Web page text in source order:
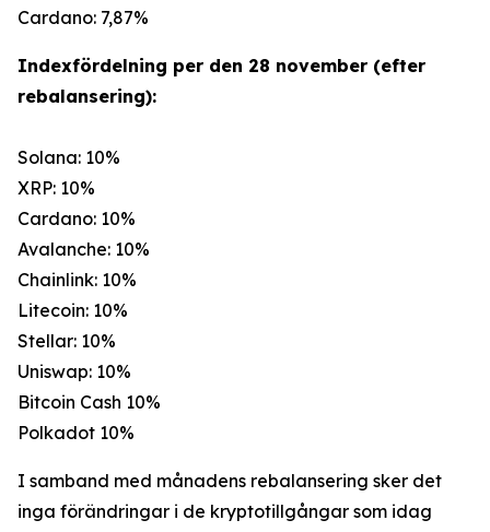
Cardano: 7,87%
Indexfördelning per den 28 november (efter
rebalansering):
Solana: 10%
XRP: 10%
Cardano: 10%
Avalanche: 10%
Chainlink: 10%
Litecoin: 10%
Stellar: 10%
Uniswap: 10%
Bitcoin Cash 10%
Polkadot 10%
I samband med månadens rebalansering sker det
inga förändringar i de kryptotillgångar som idag